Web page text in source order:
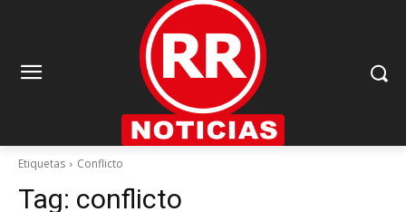
Etiquetas Conflicto
Tag: conflicto